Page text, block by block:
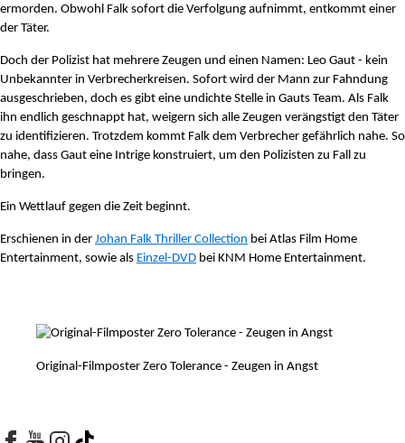
ermorden. Obwohl Falk sofort die Verfolgung aufnimmt, entkommt einer
der Täter.
Doch der Polizist hat mehrere Zeugen und einen Namen: Leo Gaut - kein
Unbekannter in Verbrecherkreisen. Sofort wird der Mann zur Fahndung
ausgeschrieben, doch es gibt eine undichte Stelle in Gauts Team. Als Falk
ihn endlich geschnappt hat, weigern sich alle Zeugen verängstigt den Täter
zu identifizieren. Trotzdem kommt Falk dem Verbrecher gefährlich nahe. So
nahe, dass Gaut eine Intrige konstruiert, um den Polizisten zu Fall zu
bringen.
Ein Wettlauf gegen die Zeit beginnt.
Erschienen in der Johan Falk Thriller Collection bei Atlas Film Home
Entertainment, sowie als Einzel-DVD bei KNM Home Entertainment.
Original-Filmposter Zero Tolerance - Zeugen in Angst